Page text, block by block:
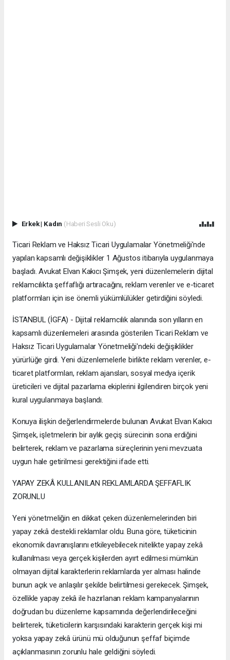
Erkek| Kadın (Haberi Sesli Oku)
Ticari Reklam ve Haksız Ticari Uygulamalar Yönetmeliği'nde
yapılan kapsamlı değişiklikler 1 Ağustos itibarıyla uygulanmaya
başladı. Avukat Elvan Kakıcı Şimşek, yeni düzenlemelerin dijital
reklamcılıkta şeffaflığı artıracağını, reklam verenler ve e-ticaret
platformları için ise önemli yükümlülükler getirdiğini söyledi.
İSTANBUL (İGFA) - Dijital reklamcılık alanında son yılların en
kapsamlı düzenlemeleri arasında gösterilen Ticari Reklam ve
Haksız Ticari Uygulamalar Yönetmeliği'ndeki değişiklikler
yürürlüğe girdi. Yeni düzenlemelerle birlikte reklam verenler, e-
ticaret platformları, reklam ajansları, sosyal medya içerik
üreticileri ve dijital pazarlama ekiplerini ilgilendiren birçok yeni
kural uygulanmaya başlandı.
Konuya ilişkin değerlendirmelerde bulunan Avukat Elvan Kakıcı
Şimşek, işletmelerin bir aylık geçiş sürecinin sona erdiğini
belirterek, reklam ve pazarlama süreçlerinin yeni mevzuata
uygun hale getirilmesi gerektiğini ifade etti.
YAPAY ZEKÂ KULLANILAN REKLAMLARDA ŞEFFAFLIK
ZORUNLU
Yeni yönetmeliğin en dikkat çeken düzenlemelerinden biri
yapay zekâ destekli reklamlar oldu. Buna göre, tüketicinin
ekonomik davranışlarını etkileyebilecek nitelikte yapay zekâ
kullanılması veya gerçek kişilerden ayırt edilmesi mümkün
olmayan dijital karakterlerin reklamlarda yer alması halinde
bunun açık ve anlaşılır şekilde belirtilmesi gerekecek. Şimşek,
özellikle yapay zekâ ile hazırlanan reklam kampanyalarının
doğrudan bu düzenleme kapsamında değerlendirileceğini
belirterek, tüketicilerin karşısındaki karakterin gerçek kişi mi
yoksa yapay zekâ ürünü mü olduğunun şeffaf biçimde
açıklanmasının zorunlu hale geldiğini söyledi.